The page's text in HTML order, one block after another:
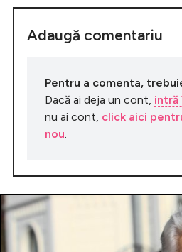
Adaugă comentariu
Pentru a comenta,
Dacă ai deja un cont, intră
nu ai cont, click aici
nou